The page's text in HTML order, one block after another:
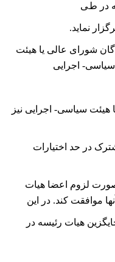
ﺩﺭ ﻁﯽ
ﻧﻤﺎﻳﺪ.
ﺷﻮﺭﺍی عالی ﻳﺎ ﻫﻴﺌﺖ
ﺍﺟﺮﺍﻳﯽ
ﺳﻴﺎﺳﯽ- ﺍﺟﺮﺍﻳﯽ ﻧﻴﺰ
ﺩﺭ ﺣﺪ ﺍﺧﺘﻴﺎﺭﺍﺕ
لزوم اعضا ھیات
موافقت کند. در این
ھیات رئیسه در